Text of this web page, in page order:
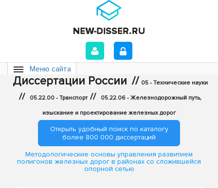
Меню сайта
Диссертации России // 05 - Технические науки
// 05.22.00 - Транспорт // 05.22.06 - Железнодорожный путь,
изыскание и проектирование железных дорог
Открыть удобный поиск по каталогу
более 800 000 диссертаций
Методологические основы управления развитием
полигонов железных дорог в районах со сложившейся
опорной сетью